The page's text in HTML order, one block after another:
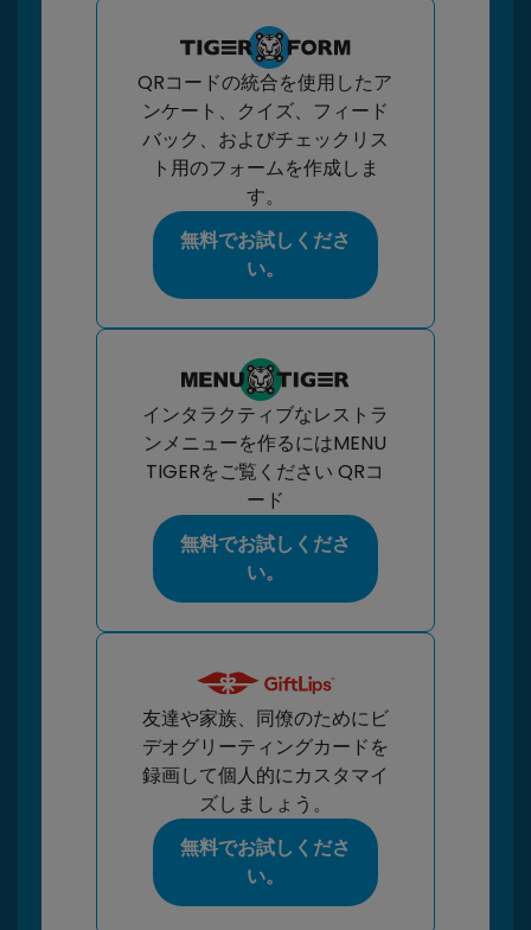
QRコードの統合を使用したア
ンケート、クイズ、フィード
バック、およびチェックリス
ト用のフォームを作成しま
す。
無料でお試しくださ
い。
インタラクティブなレストラ
ンメニューを作るにはMENU
TIGERをご覧ください QRコ
ード
無料でお試しくださ
い。
友達や家族、同僚のためにビ
デオグリーティングカードを
録画して個人的にカスタマイ
ズしましょう。
無料でお試しくださ
い。